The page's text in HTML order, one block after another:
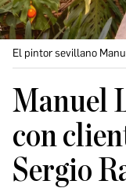
El pintor sevillano
Manuel
con
Sergio